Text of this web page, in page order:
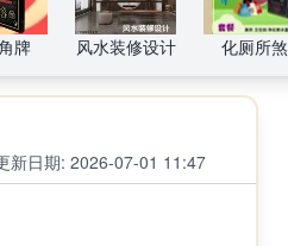
牌 风水装修设计 化厕所煞
新日期: 2026-07-01 11:47